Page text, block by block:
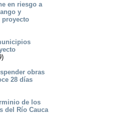
en riesgo a
y
proyecto
obras
28 días
de los
del Río Cauca